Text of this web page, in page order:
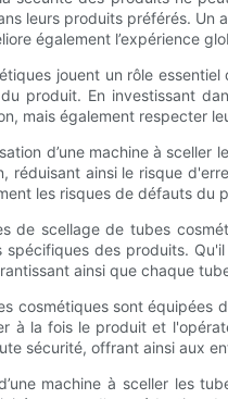
leurs produits préférés.
également l’expérience
jouent un rôle
produit. En investissant
mais également respecter
d’une machine à
réduisant ainsi le risque
les risques de défauts du
de scellage de tubes
des produits.
ainsi que chaque
cosmétiques sont
à la fois le produit et
sécurité, offrant ainsi aux
machine à sceller les